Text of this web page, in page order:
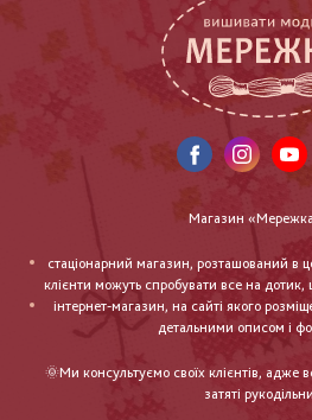
Магазин
стаціонарний магазин, розташований в
клієнти можуть спробувати все на
інтернет-магазин, на сайті якого
детальними описом і
🌞Ми консультуємо своїх клієнтів, адже
затяті